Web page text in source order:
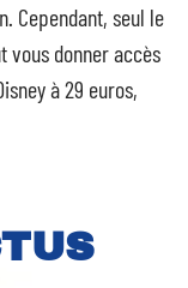
Cependant, seul le
vous donner accès
à 29 euros,